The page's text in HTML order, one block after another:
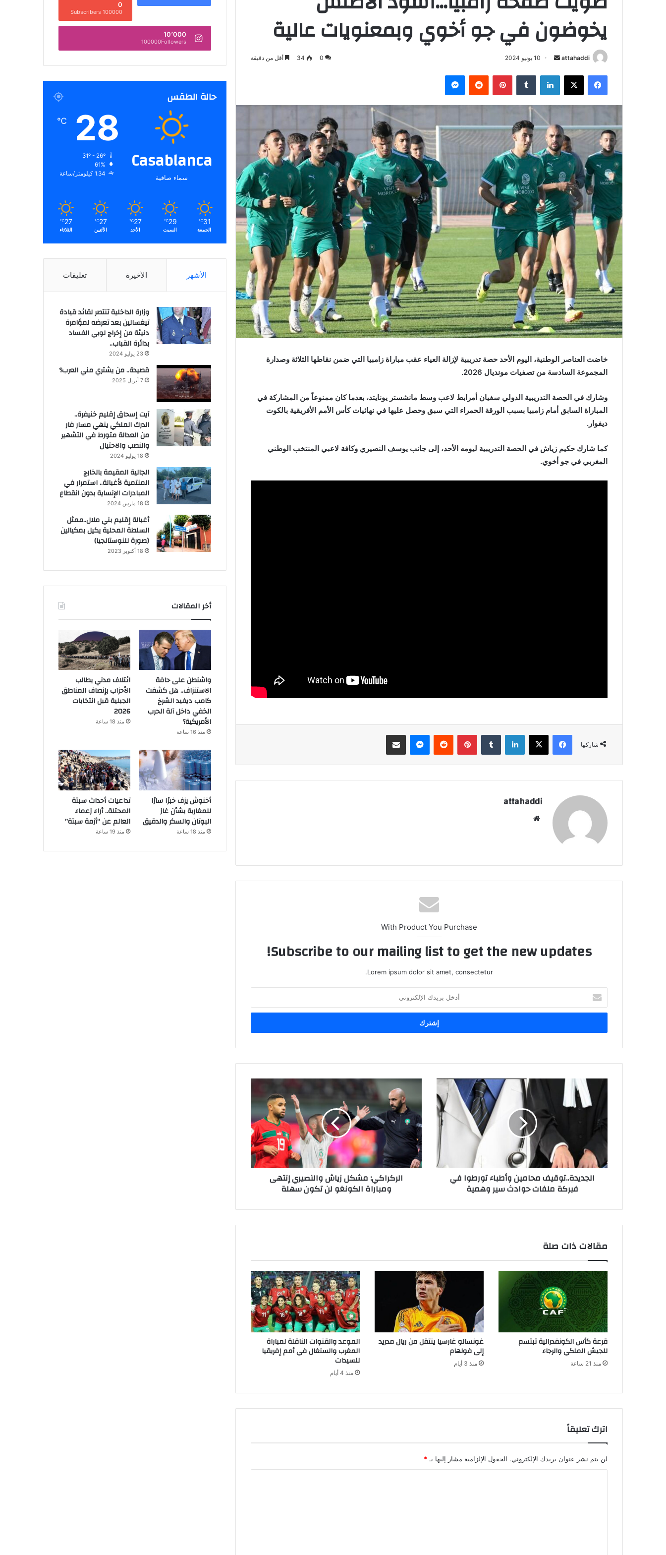
يخوضون في جو أخوي وبمعنويات عالية
attahaddi
أرسل
إلكترونيا
10 يونيو 2024 0
34 أقل من دقيقة
فيسبوك X لينكدإن بينتيريست ماسنجر
خاضت العناصر الوطنية، اليوم الأحد حصة تدريبية لإزالة العياء عقب مباراة زامبيا التي ضمن نقاطها الثلاثة وصدارة
المجموعة السادسة من تصفيات مونديال 2026.
وشارك في الحصة التدريبية الدولي سفيان أمرابط لاعب وسط مانشستر يونايتد، بعدما كان ممنوعاً من المشاركة في
المباراة السابق أمام زامبيا بسبب الورقة الحمراء التي سبق وحصل عليها في نهائيات كأس الأمم الأفريقية بالكوت
ديفوار.
كما شارك حكيم زياش في الحصة التدريبية ليومه الأحد، إلى جانب يوسف النصيري وكافة لاعبي المنتخب الوطني
المغربي في جو أخوي.
شاركها
فيسبوك X لينكدإن بينتيريست ماسنجر مشاركة عبر البريد
attahaddi
With Product You Purchase
Subscribe to our mailing list to get the new updates!
Lorem ipsum dolor sit amet, consectetur.
بريدك
الإلكتروني
الجديدة..توقيف محامين وأطباء تورطوا في
فبركة ملفات حوادث سير وهمية
الركراكي: مشكل زياش والنصيري إنتهى
ومباراة الكونغو لن تكون سهلة
مقالات ذات صلة
قرعة كأس الكونفدرالية تبتسم
للجيش الملكي والرجاء
منذ 21 ساعة
غونسالو غارسيا ينتقل من ريال مدريد
إلى فولهام
منذ 3 أيام
الموعد والقنوات الناقلة لمباراة
المغرب والسنغال في أمم إفريقيا
للسيدات
منذ 4 أيام
اترك تعليقاً
لن يتم نشر عنوان بريدك الإلكتروني. الحقول الإلزامية مشار إليها بـ *
0
100000 Subscribers
10٬000
100000Followers
حالة الطقس
Casablanca
سماء صافية
28
℃
61%
1.34 كيلومتر/ساعة
31
℃
الجمعة
29
℃
السبت
27
℃
الأحد
27
℃
الأثنين
27
℃
الثلاثاء
الأشهر الأخيرة تعليقات
وزارة الداخلية تنتصر لقائد قيادة
تيغسالين بعد تعرضه لمؤامرة
دنيئة من إخراج لوبي الفساد
بدائرة القباب..
23 يوليو 2024
قصيدة.. من يشتري مني العرب؟
7 أبريل 2025
آيت إسحاق إقليم خنيفرة..
الدرك الملكي ينهي مسار فار
من العدالة متورط في التشهير
والنصب والاحتيال
18 يوليو 2024
الجالية المقيمة بالخارج
المنتمية لأغبالة.. استمرار في
المبادرات الإنساية بدون انقطاع
18 مارس 2024
أغبالة إقليم بني ملال..ممثل
السلطة المحلية يكيل بمكيالين
(صورة للنوستالجيا)
18 أكتوبر 2023
أخر المقالات
واشنطن على حافة
الاستنزاف.. هل كشفت
كامب ديفيد الشرخ
الخفي داخل آلة الحرب
الأمريكية؟
منذ 16 ساعة
ائتلاف مدني يطالب
الأحزاب بإنصاف المناطق
الجبلية قبل انتخابات
2026
منذ 18 ساعة
أخنوش يزف خبرًا سارًا
للمغاربة بشأن غاز
البوتان والسكر والدقيق
منذ 18 ساعة
تداعيات أحداث سبتة
المحتلة.. أراء زعماء
العالم عن “أزمة سبتة”
منذ 19 ساعة